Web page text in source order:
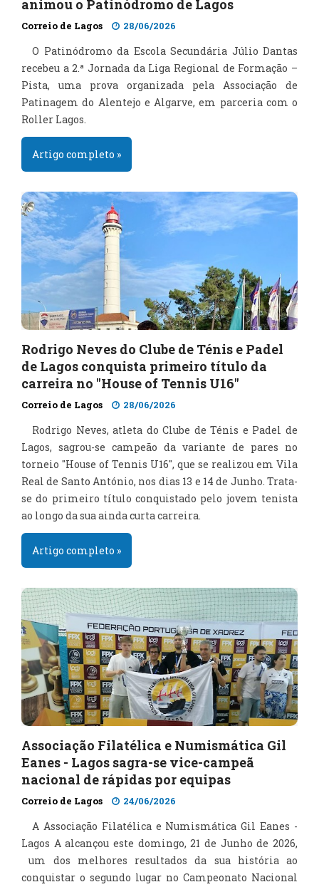
animou o Patinódromo de Lagos
Correio de Lagos 28/06/2026
O Patinódromo da Escola Secundária Júlio Dantas
recebeu a 2.ª Jornada da Liga Regional de Formação –
Pista, uma prova organizada pela Associação de
Patinagem do Alentejo e Algarve, em parceria com o
Roller Lagos.
Artigo completo »
Rodrigo Neves do Clube de Ténis e Padel
de Lagos conquista primeiro título da
carreira no "House of Tennis U16"
Correio de Lagos 28/06/2026
Rodrigo Neves, atleta do Clube de Ténis e Padel de
Lagos, sagrou-se campeão da variante de pares no
torneio "House of Tennis U16", que se realizou em Vila
Real de Santo António, nos dias 13 e 14 de Junho. Trata-
se do primeiro título conquistado pelo jovem tenista
ao longo da sua ainda curta carreira.
Artigo completo »
Associação Filatélica e Numismática Gil
Eanes - Lagos sagra-se vice-campeã
nacional de rápidas por equipas
Correio de Lagos 24/06/2026
A Associação Filatélica e Numismática Gil Eanes -
Lagos A alcançou este domingo, 21 de Junho de 2026,
um dos melhores resultados da sua história ao
conquistar o segundo lugar no Campeonato Nacional